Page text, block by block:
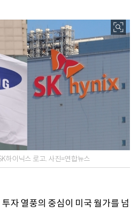
하이닉스 로고. 사진=연합뉴스
자 열풍의 중심이 미국 월가를 넘